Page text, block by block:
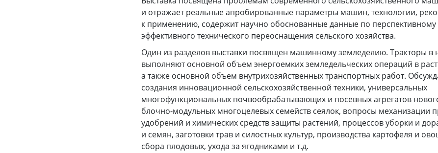
и отражает реальные апробированные параметры машин, технологии,
к применению, содержит научно обоснованные данные по перспективному
эффективного технического переоснащения сельского хозяйства.
Один из разделов выставки посвящен машинному земледелию. Тракторы в
выполняют основной объем энергоемких земледельческих операций в
а также основной объем внутрихозяйственных транспортных работ.
создания инновационной сельскохозяйственной техники, универсальных
многофункциональных почвообрабатывающих и посевных агрегатов
блочно-модульных многоцелевых семейств сеялок, вопросы механизации
удобрений и химических средств защиты растений, процессов уборки и
и семян, заготовки трав и силостных культур, производства картофеля и
сбора плодовых, ухода за ягодниками и т.д.